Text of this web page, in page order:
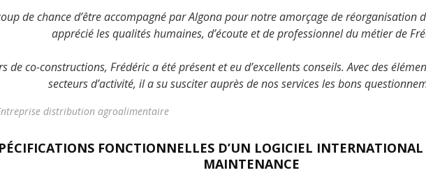
de chance d’être accompagné par Algona pour notre amorçage de réorganisation
apprécié les qualités humaines, d’écoute et de professionnel du métier de
de co-constructions, Frédéric a été présent et eu d’excellents conseils. Avec des
secteurs d’activité, il a su susciter auprès de nos services les bons
distribution agroalimentaire
FONCTIONNELLES D’UN LOGICIEL
MAINTENANCE